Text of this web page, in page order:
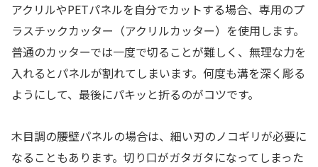
アクリルやPETパネルを自分でカットする場合、専用のプ
ラスチックカッター（アクリルカッター）を使用します。
普通のカッターでは一度で切ることが難しく、無理な力を
入れるとパネルが割れてしまいます。何度も溝を深く彫る
ようにして、最後にパキッと折るのがコツです。
木目調の腰壁パネルの場合は、細い刃のノコギリが必要に
なることもあります。切り口がガタガタになってしまった